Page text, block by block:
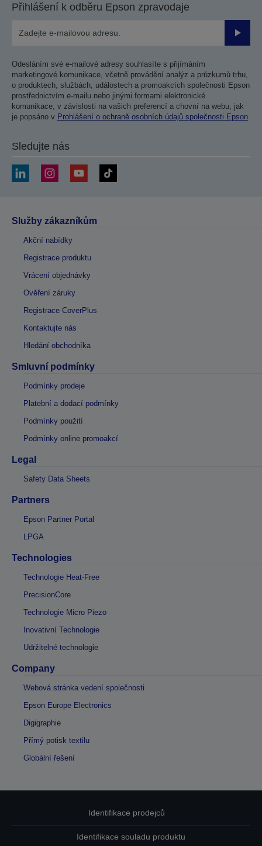
Přihlášení k odběru Epson zpravodaje
Odesláním své e-mailové adresy souhlasíte s přijímáním
marketingové komunikace, včetně provádění analýz a průzkumů trhu,
o produktech, službách, událostech a promoakcích společnosti Epson
prostřednictvím e-mailu nebo jinými formami elektronické
komunikace, v závislosti na vašich preferencí a chovní na webu, jak
je popsáno v Prohlášení o ochraně osobních údajů společnosti Epson
Sledujte nás
Služby zákazníkům
Akční nabídky
Registrace produktu
Vrácení objednávky
Ověření záruky
Registrace CoverPlus
Kontaktujte nás
Hledání obchodníka
Smluvní podmínky
Podmínky prodeje
Platební a dodací podmínky
Podmínky použití
Podmínky online promoakcí
Legal
Safety Data Sheets
Partners
Epson Partner Portal
LPGA
Technologies
Technologie Heat-Free
PrecisionCore
Technologie Micro Piezo
Inovativní Technologie
Udržitelné technologie
Company
Webová stránka vedení společnosti
Epson Europe Electronics
Digigraphie
Přímý potisk textilu
Globální řešení
Identifikace prodejců
Identifikace souladu produktu